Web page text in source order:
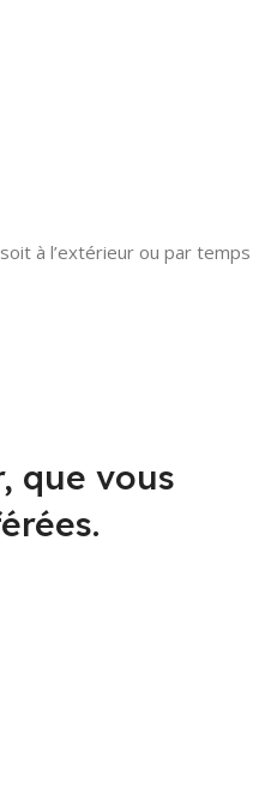
à l’extérieur ou par temps
que vous